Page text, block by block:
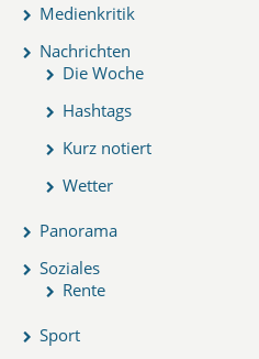
Medienkritik
Nachrichten
Die Woche
Hashtags
Kurz notiert
Wetter
Panorama
Soziales
Rente
Sport